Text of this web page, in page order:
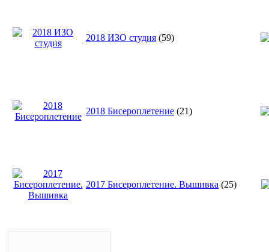
2018 ИЗО студия (59)
2018 Бисероплетение (21)
2017 Бисероплетение. Вышивка (25)